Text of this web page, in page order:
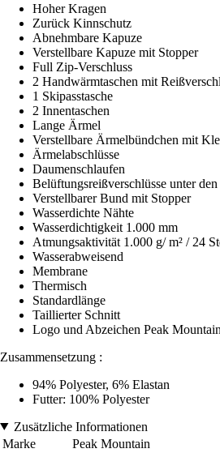
Hoher Kragen
Zurück Kinnschutz
Abnehmbare Kapuze
Verstellbare Kapuze mit Stopper
Full Zip-Verschluss
2 Handwärmtaschen mit
1 Skipasstasche
2 Innentaschen
Lange Ärmel
Verstellbare Ärmelbündchen mit
Ärmelabschlüsse
Daumenschlaufen
Belüftungsreißverschlüsse unter
Verstellbarer Bund mit Stopper
Wasserdichte Nähte
Wasserdichtigkeit 1.000 mm
Atmungsaktivität 1.000 g/ m² / 24
Wasserabweisend
Membrane
Thermisch
Standardlänge
Taillierter Schnitt
Logo und Abzeichen Peak Mountain
Zusammensetzung :
94% Polyester, 6% Elastan
Futter: 100% Polyester
Zusätzliche Informationen
Marke
Peak Mountain